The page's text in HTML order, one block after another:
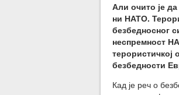
Али очито је
ни НАТО.
безбедносног
неспремност
терористичкој
безбедности
Кад је реч о